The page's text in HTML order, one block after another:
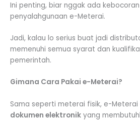
Ini penting, biar nggak ada
penyalahgunaan e-Meterai.
Jadi, kalau lo serius buat jadi
memenuhi semua syarat dan
pemerintah.
Gimana Cara Pakai e-Meterai?
Sama seperti meterai fisik, e-Meterai
dokumen elektronik yang